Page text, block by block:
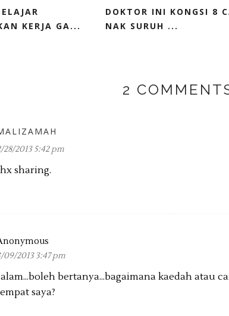
KERJA GA...
DOKTOR INI KONGSI 8
NAK SURUH ...
2
28/2013 5:42 pm
sharing.
09/2013 3:47 pm
bertanya...bagaimana kaedah atau
saya?